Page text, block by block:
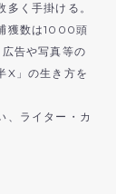
く手掛ける。
獲数は1000頭
告や写真等の
X」の生き方を
、ライター・カ